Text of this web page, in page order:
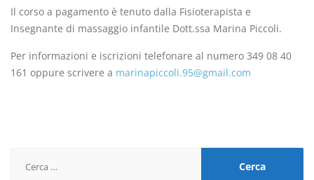
Il corso a pagamento è tenuto dalla Fisioterapista e
Insegnante di massaggio infantile Dott.ssa Marina Piccoli.
Per informazioni e iscrizioni telefonare al numero 349 08 40
161 oppure scrivere a marinapiccoli.95@gmail.com
per: